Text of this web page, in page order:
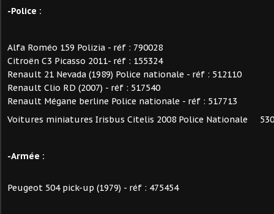
-Police :
Alfa Roméo 159 Polizia - réf : 790028
Citroën C3 Picasso 2011- réf : 155324
Renault 21 Nevada (1989) Police nationale - réf : 512110
Renault Clio RD (2007) - réf : 517540
Renault Mégane berline Police nationale - réf : 517713
Voitures miniatures Irisbus Citelis 2008 Police Nationale
-Armée :
Peugeot 504 pick-up (1979) - réf : 475454